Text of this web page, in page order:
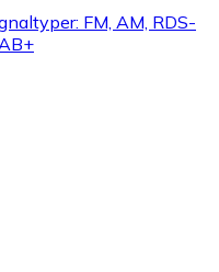
FM, AM, RDS-